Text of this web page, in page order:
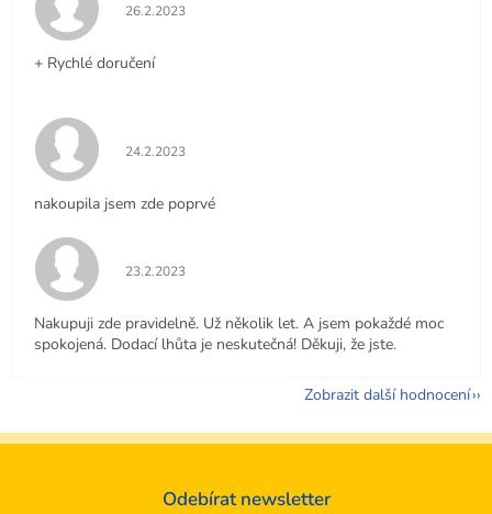
Hodnocení obchodu je 5 z 5 hvězdiček.
26.2.2023
+ Rychlé doručení
Hodnocení obchodu je 5 z 5 hvězdiček.
24.2.2023
nakoupila jsem zde poprvé
Hodnocení obchodu je 5 z 5 hvězdiček.
23.2.2023
Nakupuji zde pravidelně. Už několik let. A jsem pokaždé moc
spokojená. Dodací lhůta je neskutečná! Děkuji, že jste.
Zobrazit další hodnocení
Odebírat newsletter